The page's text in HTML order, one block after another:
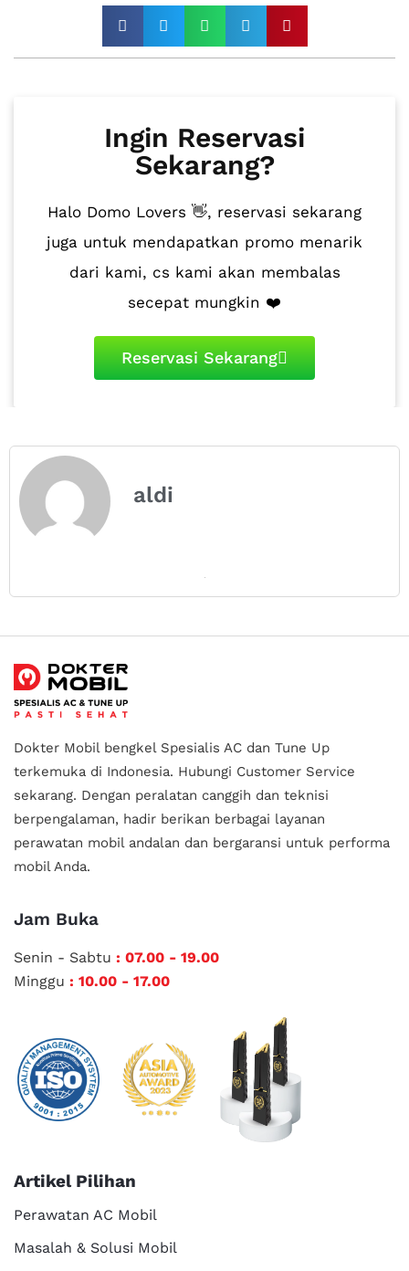
Ingin Reservasi
Sekarang?
Halo Domo Lovers 👋, reservasi sekarang
juga untuk mendapatkan promo menarik
dari kami, cs kami akan membalas
secepat mungkin ❤️
Reservasi Sekarang
aldi
Dokter Mobil bengkel Spesialis AC dan Tune Up
terkemuka di Indonesia. Hubungi Customer Service
sekarang. Dengan peralatan canggih dan teknisi
berpengalaman, hadir berikan berbagai layanan
perawatan mobil andalan dan bergaransi untuk performa
mobil Anda.
Jam Buka
Senin - Sabtu : 07.00 - 19.00
Minggu : 10.00 - 17.00
Artikel Pilihan
Perawatan AC Mobil
Masalah & Solusi Mobil